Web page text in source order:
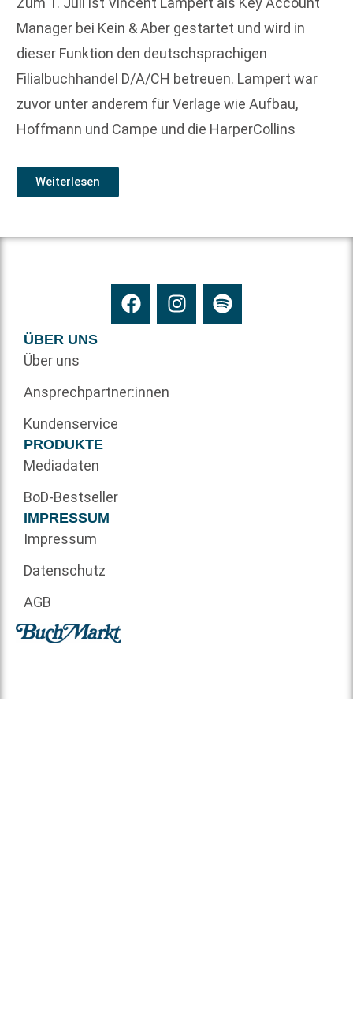
Manager bei Kein & Aber gestartet und wird in
dieser Funktion den deutschsprachigen
Filialbuchhandel D/A/CH betreuen. Lampert war
zuvor unter anderem für Verlage wie Aufbau,
Hoffmann und Campe und die HarperCollins
Weiterlesen
ÜBER UNS
Über uns
Ansprechpartner:innen
Kundenservice
PRODUKTE
Mediadaten
BoD-Bestseller
IMPRESSUM
Impressum
Datenschutz
AGB